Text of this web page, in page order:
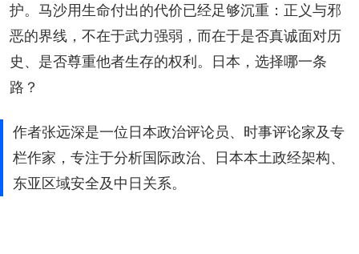
护。马沙用生命付出的代价已经足够沉重：正义与邪
恶的界线，不在于武力强弱，而在于是否真诚面对历
史、是否尊重他者生存的权利。日本，选择哪一条
路？
作者张远深是一位日本政治评论员、时事评论家及专
栏作家，专注于分析国际政治、日本本土政经架构、
东亚区域安全及中日关系。